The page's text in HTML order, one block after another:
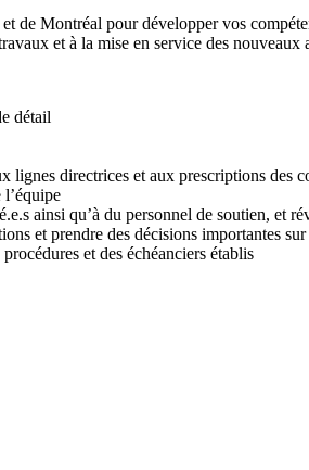
Montréal pour développer vos
et à la mise en service des
détail
directrices et aux prescriptions des
ainsi qu’à du personnel de soutien, et
et prendre des décisions importantes
et des échéanciers établis